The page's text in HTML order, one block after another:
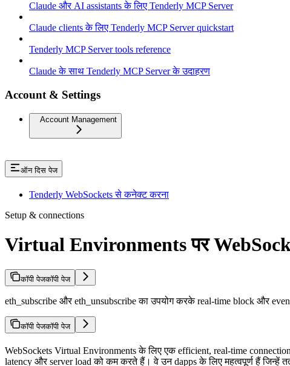
Claude और AI assistants के लिए Tenderly MCP Server
Claude clients के लिए Tenderly MCP Server quickstart
Tenderly MCP Server tools reference
Claude के साथ Tenderly MCP Server के उदाहरण
Account & Settings
Account Management
ऑन दिस पेज
Tenderly WebSockets से कनेक्ट करना
Setup & connections
Virtual Environments पर
कॉपी पेजकॉपी पेज
eth_subscribe और eth_unsubscribe का उपयोग करके real-time block और
कॉपी पेजकॉपी पेज
WebSockets Virtual Environments के लिए एक efficient, real-time
latency और server load को कम करते हैं। वे उन dapps के लिए महत्वपूर्ण हैं